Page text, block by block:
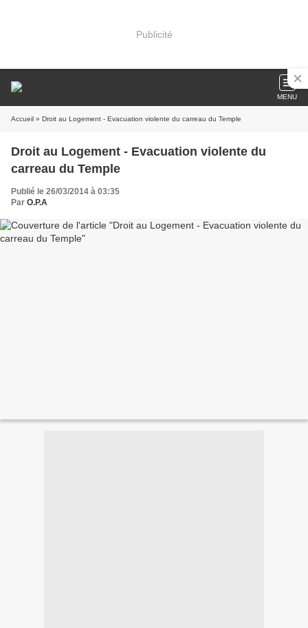
Publicité
MENU
Accueil » Droit au Logement - Evacuation violente du carreau du Temple
Droit au Logement - Evacuation violente du
carreau du Temple
Publié le 26/03/2014 à 03:35
Par O.P.A